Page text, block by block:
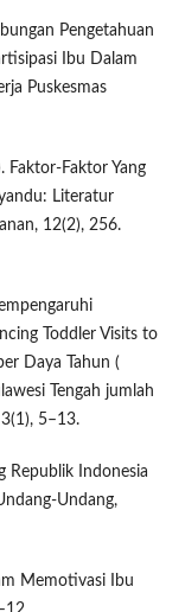
Pengetahuan
Ibu Dalam
Puskesmas
Faktor-Faktor Yang
Literatur
12(2), 256.
Toddler Visits to
Daya Tahun (
Tengah jumlah
5–13.
Republik Indonesia
Undang,
Memotivasi Ibu